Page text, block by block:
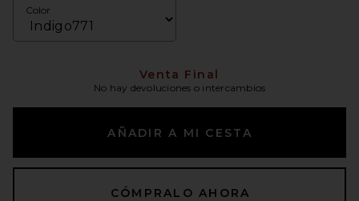
Color
Venta Final
No hay devoluciones o intercambios
AÑADIR A MI CESTA
CÓMPRALO AHORA